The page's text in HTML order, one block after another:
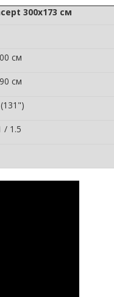
300x173 см
см
см
/ 1.5